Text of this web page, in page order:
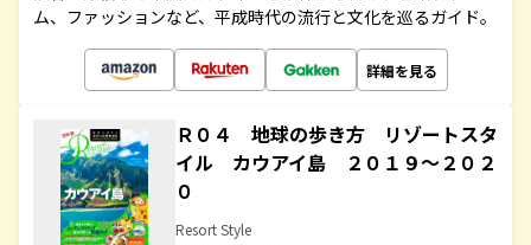
ム、ファッションなど、平成時代の流行と文化を巡るガイド。
詳細を見る
Ｒ０４ 地球の歩き方 リゾートスタ
イル カウアイ島 ２０１９～２０２
０
Resort Style